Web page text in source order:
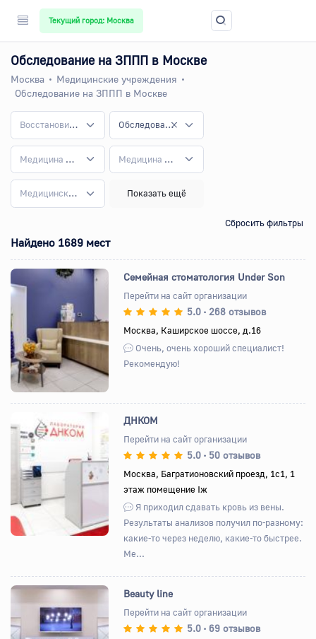
Текущий город: Москва
Обследование на ЗППП в Москве
Москва
Медицинские учреждения
Обследование на ЗППП в Москве
Восстановительная медицина Обследование на ЗППП
Медицина для детей Медицина на дому
Медицинский туризм Показать ещё
Сбросить фильтры
Найдено 1689 мест
Назад Вперед
Семейная стоматология Under Son
Перейти на сайт организации
5.0 • 268 отзывов
Москва, Каширское шоссе, д.16
Очень, очень хороший специалист!
Рекомендую!
Назад Вперед
ДНКОМ
Перейти на сайт организации
5.0 • 50 отзывов
Москва, Багратионовский проезд, 1с1, 1
этаж помещение Iж
Я приходил сдавать кровь из вены.
Результаты анализов получил по-разному:
какие-то через неделю, какие-то быстрее.
Ме...
Beauty line
Перейти на сайт организации
5.0 • 69 отзывов